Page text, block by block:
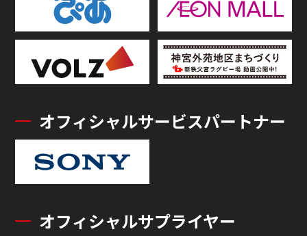
オフィシャルサービスパートナー
オフィシャルサプライヤー